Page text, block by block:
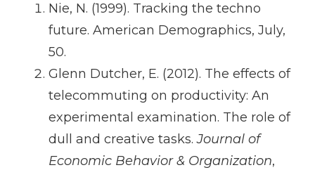
Nie, N. (1999). Tracking the techno
future. American Demographics, July,
50.
Glenn Dutcher, E. (2012). The effects of
telecommuting on productivity: An
experimental examination. The role of
dull and creative tasks.Journal of
Economic Behavior & Organization,